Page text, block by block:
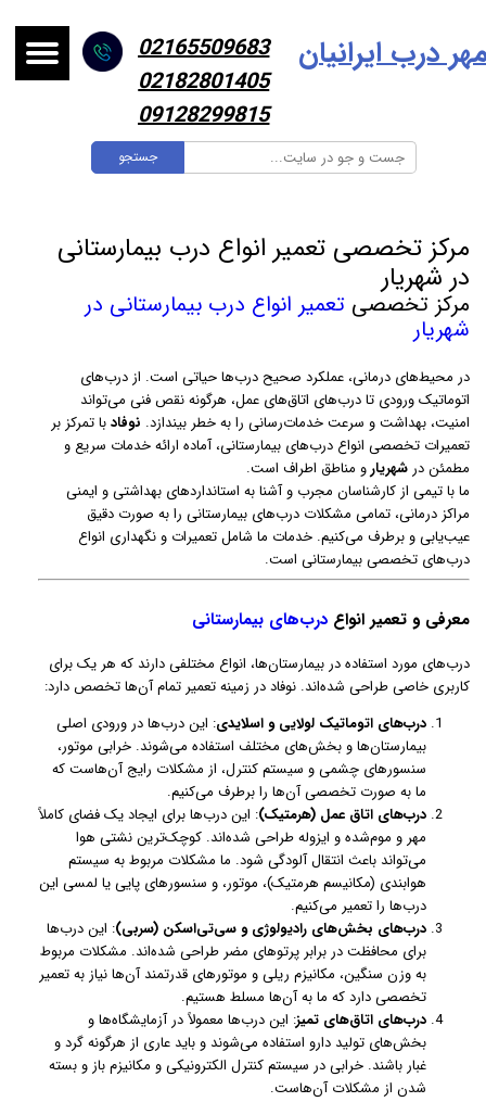
جستجو
درب ایرانیان
02165509683
02182801405
09128299815
مرکز تخصصی تعمیر انواع درب بیمارستانی
در شهریار
مرکز تخصصی تعمیر انواع درب بیمارستانی در
شهریار
در محیط‌های درمانی، عملکرد صحیح درب‌ها حیاتی است. از درب‌های
اتوماتیک ورودی تا درب‌های اتاق‌های عمل، هرگونه نقص فنی می‌تواند
امنیت، بهداشت و سرعت خدمات‌رسانی را به خطر بیندازد. نوفادبا تمرکز بر
تعمیرات تخصصی انواع درب‌های بیمارستانی، آماده ارائه خدمات سریع و
مطمئن درشهریارو مناطق اطراف است.
ما با تیمی از کارشناسان مجرب و آشنا به استانداردهای بهداشتی و ایمنی
مراکز درمانی، تمامی مشکلات درب‌های بیمارستانی را به صورت دقیق
عیب‌یابی و برطرف می‌کنیم. خدمات ما شامل تعمیرات و نگهداری انواع
درب‌های تخصصی بیمارستانی است.
معرفی و تعمیر انواع درب‌های بیمارستانی
درب‌های مورد استفاده در بیمارستان‌ها، انواع مختلفی دارند که هر یک برای
کاربری خاصی طراحی شده‌اند. نوفاد در زمینه تعمیر تمام آن‌ها تخصص دارد:
درب‌های اتوماتیک لولایی و اسلایدی: این درب‌ها در ورودی اصلی
بیمارستان‌ها و بخش‌های مختلف استفاده می‌شوند. خرابی موتور،
سنسورهای چشمی و سیستم کنترل، از مشکلات رایج آن‌هاست که
ما به صورت تخصصی آن‌ها را برطرف می‌کنیم.
درب‌های اتاق عمل (هرمتیک): این درب‌ها برای ایجاد یک فضای کاملاً
مهر و موم‌شده و ایزوله طراحی شده‌اند. کوچک‌ترین نشتی هوا
می‌تواند باعث انتقال آلودگی شود. ما مشکلات مربوط به سیستم
هوابندی (مکانیسم هرمتیک)، موتور، و سنسورهای پایی یا لمسی این
درب‌ها را تعمیر می‌کنیم.
درب‌های بخش‌های رادیولوژی و سی‌تی‌اسکن (سربی): این درب‌ها
برای محافظت در برابر پرتوهای مضر طراحی شده‌اند. مشکلات مربوط
به وزن سنگین، مکانیزم ریلی و موتورهای قدرتمند آن‌ها نیاز به تعمیر
تخصصی دارد که ما به آن‌ها مسلط هستیم.
درب‌های اتاق‌های تمیز: این درب‌ها معمولاً در آزمایشگاه‌ها و
بخش‌های تولید دارو استفاده می‌شوند و باید عاری از هرگونه گرد و
غبار باشند. خرابی در سیستم کنترل الکترونیکی و مکانیزم باز و بسته
شدن از مشکلات آن‌هاست.